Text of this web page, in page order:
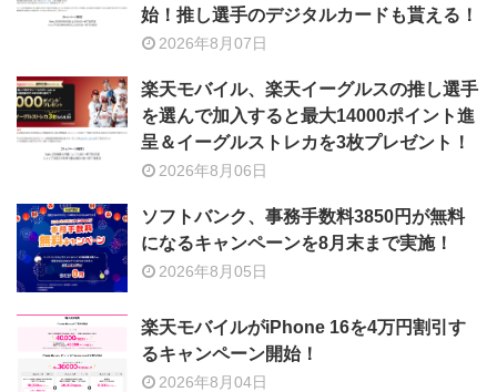
始！推し選手のデジタルカードも貰える！
2026年8月07日
楽天モバイル、楽天イーグルスの推し選手
を選んで加入すると最大14000ポイント進
呈＆イーグルストレカを3枚プレゼント！
2026年8月06日
ソフトバンク、事務手数料3850円が無料
になるキャンペーンを8月末まで実施！
2026年8月05日
楽天モバイルがiPhone 16を4万円割引す
るキャンペーン開始！
2026年8月04日